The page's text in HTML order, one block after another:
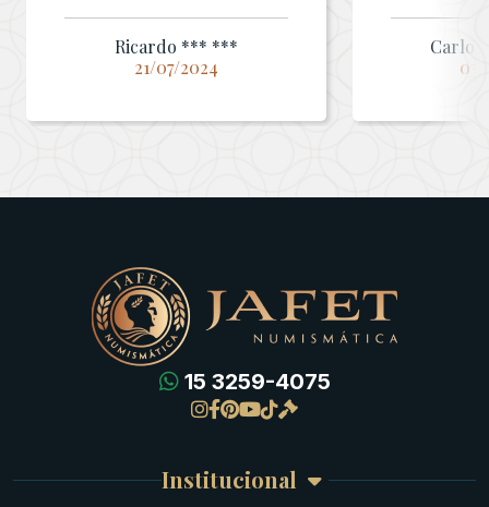
Ricardo *** ***
21/07/2024
03/
15 3259-4075
Institucional
Meus Pedidos
Carrinho de Compra
Gregas
Byzantinas
Bíblicas